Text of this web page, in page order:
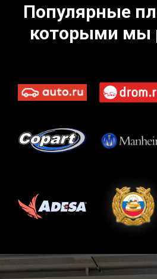
Популярные
которыми мы